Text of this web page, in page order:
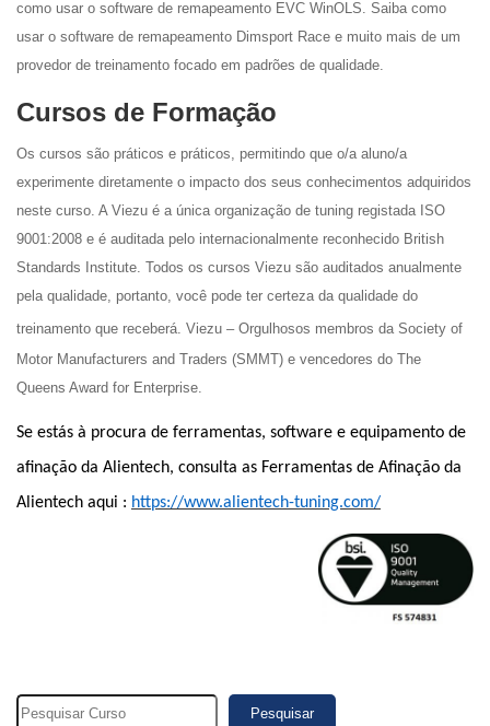
como usar o software de remapeamento EVC WinOLS. Saiba como
usar o software de remapeamento Dimsport Race e muito mais de um
provedor de treinamento focado em padrões de qualidade.
Cursos de Formação
Os cursos são práticos e práticos, permitindo que o/a aluno/a
experimente diretamente o impacto dos seus conhecimentos adquiridos
neste curso. A Viezu é a única organização de tuning registada ISO
9001:2008 e é auditada pelo internacionalmente reconhecido British
Standards Institute. Todos os cursos Viezu são auditados anualmente
pela qualidade, portanto, você pode ter certeza da qualidade do
treinamento que receberá. Viezu – Orgulhosos membros da Society of
Motor Manufacturers and Traders (SMMT) e vencedores do The
Queens Award for Enterprise.
Se estás à procura de ferramentas, software e equipamento de
afinação da Alientech, consulta as Ferramentas de Afinação da
Alientech aqui : https://www.alientech-tuning.com/
Pesquisar